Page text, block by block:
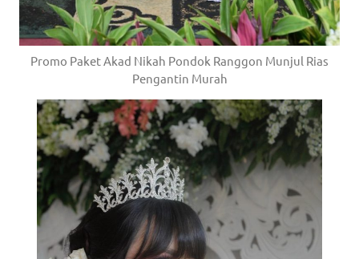
Promo Paket Akad Nikah Pondok Ranggon Munjul Rias
Pengantin Murah